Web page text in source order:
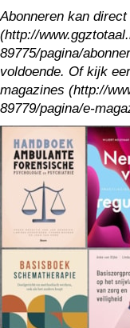
Abonneren kan
(http://
89775/pagina/
voldoende. Of kijk
magazines (http://
89779/pagina/e-